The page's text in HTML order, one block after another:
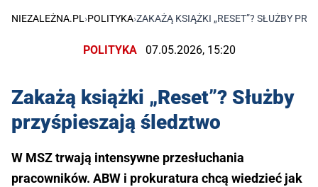
NIEZALEŻNA.PL ›POLITYKA›ZAKAŻĄ KSIĄŻKI „RESET”? SŁUŻBY
POLITYKA 07.05.2026, 15:20
Zakażą książki „Reset”? Służby
przyśpieszają śledztwo
W MSZ trwają intensywne przesłuchania
pracowników. ABW i prokuratura chcą wiedzieć jak